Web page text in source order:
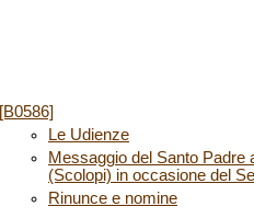
[B0586]
Le Udienze
Messaggio del Santo Padre
(Scolopi) in occasione del
Rinunce e nomine